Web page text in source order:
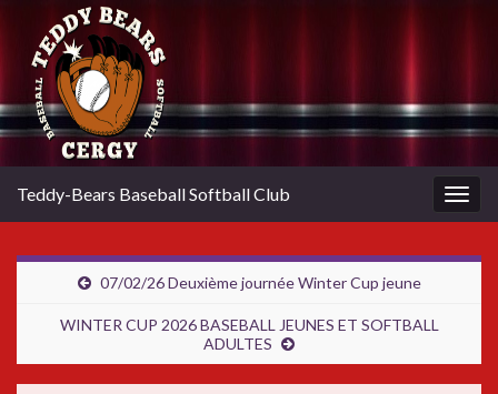
Teddy-Bears Baseball Softball Club
07/02/26 Deuxième journée Winter Cup jeune
WINTER CUP 2026 BASEBALL JEUNES ET SOFTBALL
ADULTES